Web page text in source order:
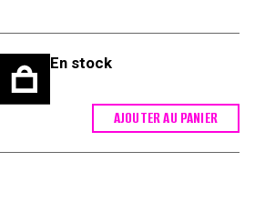
En stock
AJOUTER AU PANIER